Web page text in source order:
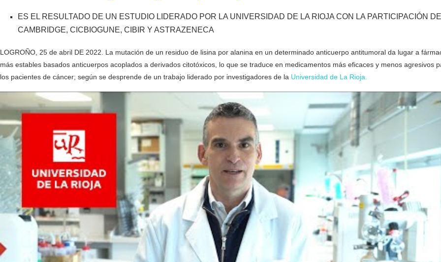
ES EL RESULTADO DE UN ESTUDIO LIDERADO POR LA UNIVERSIDAD DE LA RIOJA CON LA PARTICIPACIÓN DE
CAMBRIDGE, CICBIOGUNE, CIBIR Y ASTRAZENECA
LOGROÑO, 25 de abril DE 2022. La mutación de un residuo de lisina por alanina en un determinado anticuerpo antitumoral da lugar a
más estables basados anticuerpos acoplados a derivados citotóxicos, lo que se traduce en medicamentos más eficaces y menos agresivos
los pacientes de cáncer; según se desprende de un trabajo liderado por investigadores de la Universidad de La Rioja.